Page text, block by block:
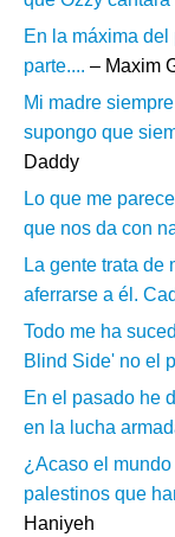
En la máxima
parte.... – Maxim
Mi madre
supongo que
Daddy
Lo que me
que nos da con
La gente trata de
aferrarse a él.
Todo me ha
Blind Side' no el
En el pasado he
en la lucha
¿Acaso el
palestinos que
Haniyeh